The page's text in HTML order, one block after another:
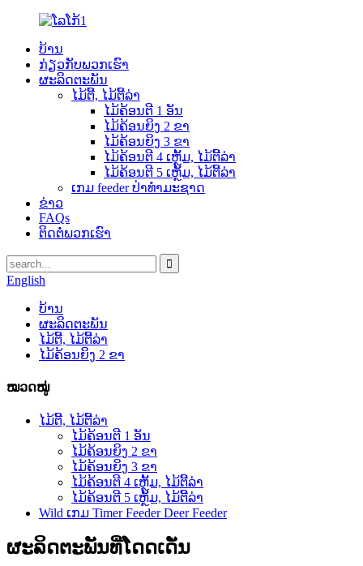
ບ້ານ
ກ່ຽວກັບພວກເຮົາ
ຜະລິດຕະພັນ
ໄມ້ຕີ້, ໄມ້ຕີ້ລ່າ
ໄມ້ຄ້ອນຕີ 1 ອັນ
ໄມ້ຄ້ອນຍິງ 2 ຂາ
ໄມ້ຄ້ອນຍິງ 3 ຂາ
ໄມ້ຄ້ອນຕີ 4 ເຫຼັ້ມ, ໄມ້ຕີ້ລ່າ
ໄມ້ຄ້ອນຕີ 5 ເຫຼັ້ມ, ໄມ້ຕີ້ລ່າ
ເກມ feeder ປ່າທໍາມະຊາດ
ຂ່າວ
FAQs
ຕິດຕໍ່ພວກເຮົາ
English
ບ້ານ
ຜະລິດຕະພັນ
ໄມ້ຕີ້, ໄມ້ຕີ້ລ່າ
ໄມ້ຄ້ອນຍິງ 2 ຂາ
ໝວດໝູ່
ໄມ້ຕີ້, ໄມ້ຕີ້ລ່າ
ໄມ້ຄ້ອນຕີ 1 ອັນ
ໄມ້ຄ້ອນຍິງ 2 ຂາ
ໄມ້ຄ້ອນຍິງ 3 ຂາ
ໄມ້ຄ້ອນຕີ 4 ເຫຼັ້ມ, ໄມ້ຕີ້ລ່າ
ໄມ້ຄ້ອນຕີ 5 ເຫຼັ້ມ, ໄມ້ຕີ້ລ່າ
Wild ເກມ Timer Feeder Deer Feeder
ຜະລິດຕະພັນທີ່ໂດດເດັ່ນ